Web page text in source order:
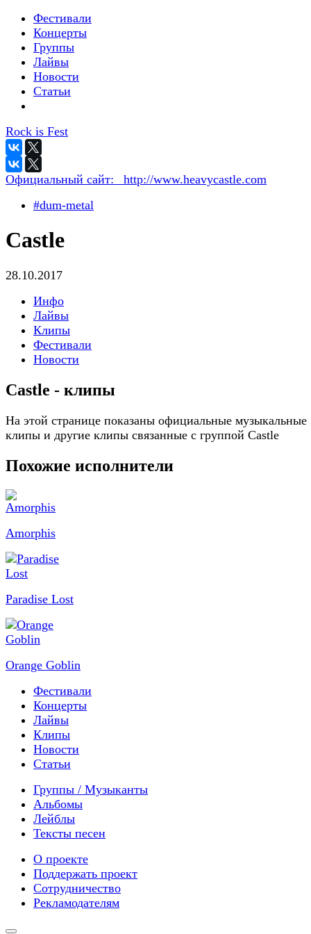
Фестивали
Концерты
Группы
Лайвы
Новости
Статьи
Rock is Fest
Официальный сайт:
_http://www.heavycastle.com
#dum-metal
Castle
28.10.2017
Инфо
Лайвы
Клипы
Фестивали
Новости
Castle - клипы
На этой странице показаны официальные музыкальные
клипы и другие клипы связанные с группой Castle
Похожие исполнители
Amorphis
Paradise Lost
Orange Goblin
Фестивали
Концерты
Лайвы
Клипы
Новости
Статьи
Группы / Музыканты
Альбомы
Лейблы
Тексты песен
О проекте
Поддержать проект
Сотрудничество
Рекламодателям